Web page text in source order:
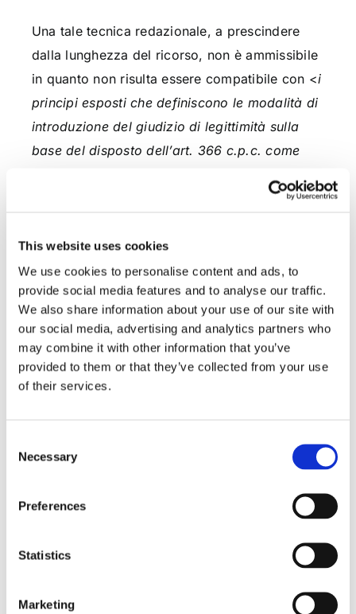
This website uses cookies
We use cookies to personalise content and ads, to
provide social media features and to analyse our traffic.
We also share information about your use of our site with
our social media, advertising and analytics partners who
may combine it with other information that you’ve
provided to them or that they’ve collected from your use
of their services.
Selection
Necessary
Preferences
Statistics
Marketing
Una tale tecnica redazionale, a prescindere
dalla lunghezza del ricorso, non è ammissibile
in quanto non risulta essere compatibile con <i
principi esposti che definiscono le modalità di
introduzione del giudizio di legittimità sulla
base del disposto dell’art. 366 c.p.c. come
E ancora si legge nella richiamata ordinanza
chiarezza comporta la declaratoria della
inammissibilità del ricorso anche alla luce di
quanto affermato dalla stessa Corte nella
sentenza n. 17698/14 ove è stato sancito : <
il mancato rispetto del dovere processuale
di una declaratoria d’inammissibilità
l’obiettivo di attribuire maggiore rilevanza allo
decisione di merito, al duplice fine di
difesa di cui alla Cost., art. 24, nell’ambito del